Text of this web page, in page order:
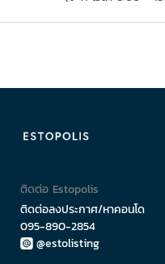
ติดต่อ Estopolis
ติดต่อลงประกาศ/หาคอนโด
095-890-2854
@estolisting